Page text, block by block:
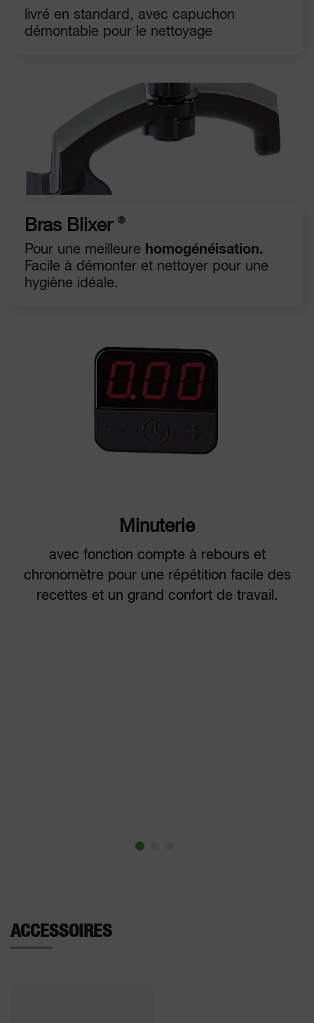
livré en standard, avec capuchon
démontable pour le nettoyage
Bras Blixer ®
Pour une meilleure homogénéisation.
Facile à démonter et nettoyer pour une
hygiène idéale.
Minuterie
avec fonction compte à rebours et
chronomètre pour une répétition facile des
recettes et un grand confort de travail.
ACCESSOIRES